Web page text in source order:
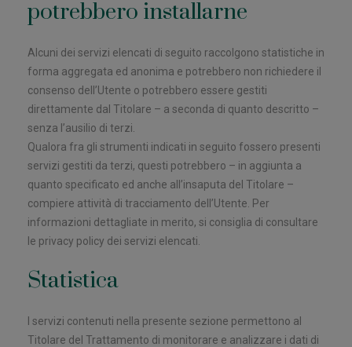
potrebbero installarne
Alcuni dei servizi elencati di seguito raccolgono statistiche in
forma aggregata ed anonima e potrebbero non richiedere il
consenso dell’Utente o potrebbero essere gestiti
direttamente dal Titolare – a seconda di quanto descritto –
senza l’ausilio di terzi.
Qualora fra gli strumenti indicati in seguito fossero presenti
servizi gestiti da terzi, questi potrebbero – in aggiunta a
quanto specificato ed anche all’insaputa del Titolare –
compiere attività di tracciamento dell’Utente. Per
informazioni dettagliate in merito, si consiglia di consultare
le privacy policy dei servizi elencati.
Statistica
I servizi contenuti nella presente sezione permettono al
Titolare del Trattamento di monitorare e analizzare i dati di